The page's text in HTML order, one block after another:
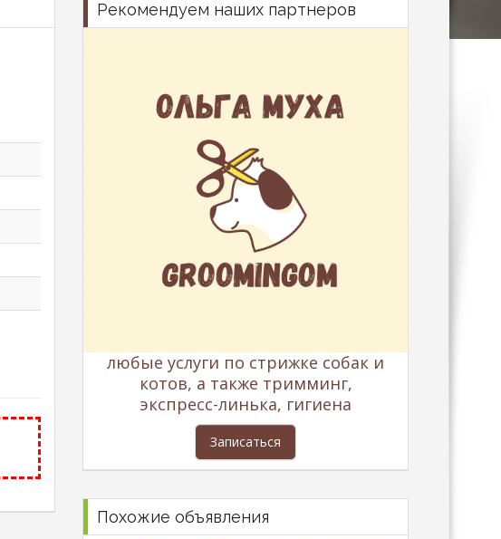
Рекомендуем наших партнеров
любые услуги по стрижке собак и
котов, а также тримминг,
экспресс-линька, гигиена
Записаться
Похожие объявления